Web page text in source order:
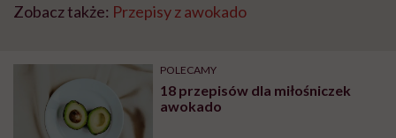
Zobacz także: Przepisy z awokado
POLECAMY
18 przepisów dla miłośniczek
awokado